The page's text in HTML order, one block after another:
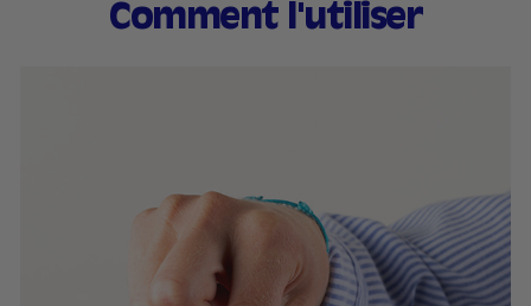
Comment l'utiliser